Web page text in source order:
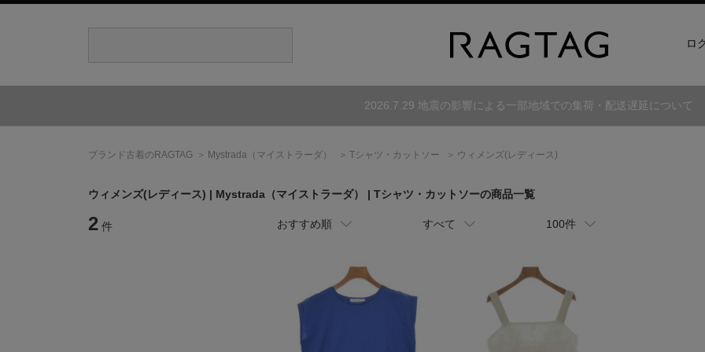
ロ
2026.7.29 地震の影響による一部地域での集荷・配送遅延について
ブランド古着のRAGTAG Mystrada （マイストラーダ） Tシャツ・カットソー ウィメンズ(レディース)
ウィメンズ(レディース) | Mystrada （マイストラーダ） | Tシャツ・カットソーの商品一覧
2 件 おすすめ順 すべて 100件